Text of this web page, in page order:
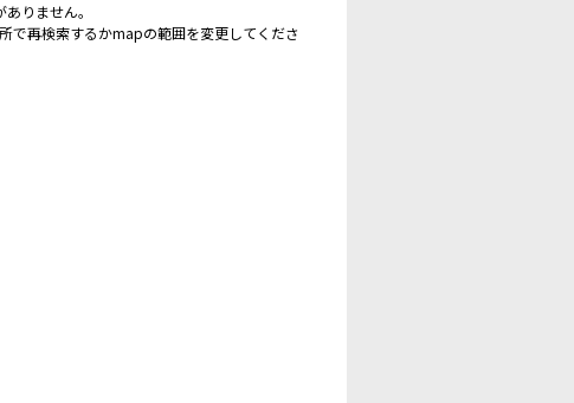
りません。
で再検索するかmapの範囲を変更してくださ